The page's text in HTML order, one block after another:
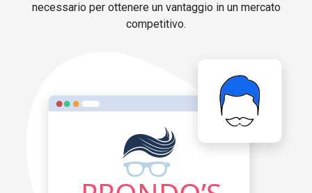
necessario per ottenere un vantaggio in un mercato
competitivo.